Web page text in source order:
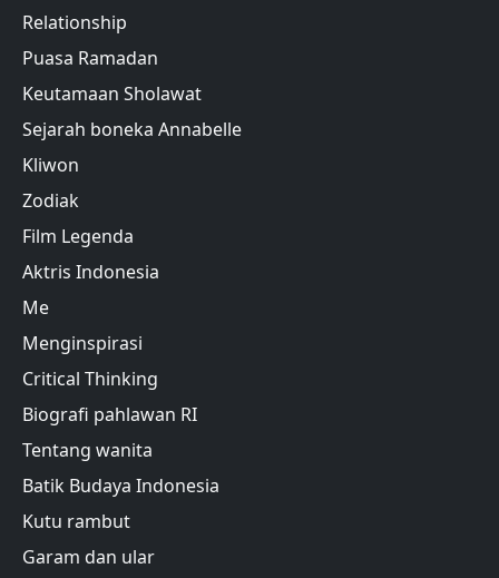
Relationship
Puasa Ramadan
Keutamaan Sholawat
Sejarah boneka Annabelle
Kliwon
Zodiak
Film Legenda
Aktris Indonesia
Me
Menginspirasi
Critical Thinking
Biografi pahlawan RI
Tentang wanita
Batik Budaya Indonesia
Kutu rambut
Garam dan ular